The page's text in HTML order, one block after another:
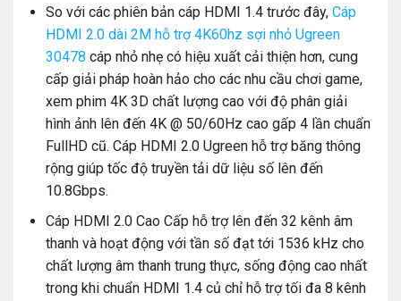
So với các phiên bản cáp HDMI 1.4 trước đây, Cáp
HDMI 2.0 dài 2M hỗ trợ 4K60hz sợi nhỏ Ugreen
30478 cáp nhỏ nhẹ có hiệu xuất cải thiện hơn, cung
cấp giải pháp hoàn hảo cho các nhu cầu chơi game,
xem phim 4K 3D chất lượng cao với độ phân giải
hình ảnh lên đến 4K @ 50/60Hz cao gấp 4 lần chuẩn
FullHD cũ. Cáp HDMI 2.0 Ugreen hỗ trợ băng thông
rộng giúp tốc độ truyền tải dữ liệu số lên đến
10.8Gbps.
Cáp HDMI 2.0 Cao Cấp hỗ trợ lên đến 32 kênh âm
thanh và hoạt động với tần số đạt tới 1536 kHz cho
chất lượng âm thanh trung thực, sống động cao nhất
trong khi chuẩn HDMI 1.4 củ chỉ hỗ trợ tối đa 8 kênh